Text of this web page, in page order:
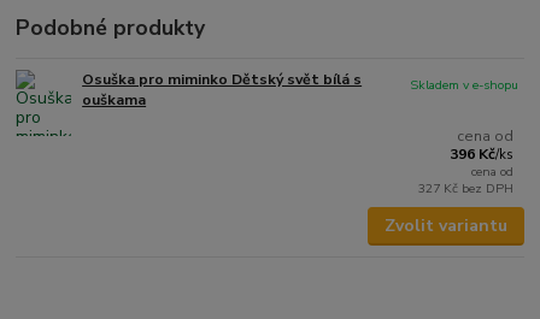
Podobné produkty
Osuška pro miminko Dětský svět bílá s
ouškama
cena od
396 Kč/ks
cena od
327 Kč bez DPH
Skladem v e-shopu
Zvolit variantu